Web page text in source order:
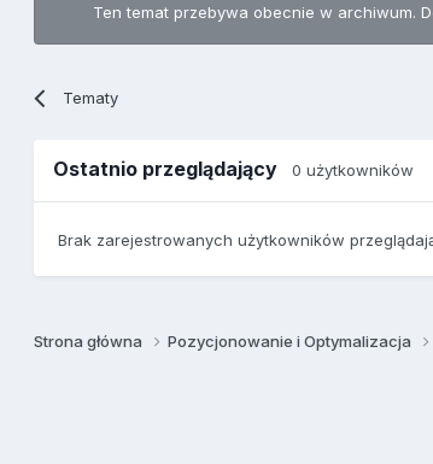
Ten temat przebywa obecnie w archiwum.
Tematy
Ostatnio przeglądający0 użytkowników
Brak zarejestrowanych użytkowników
Strona główna Pozycjonowanie i Optymalizacja